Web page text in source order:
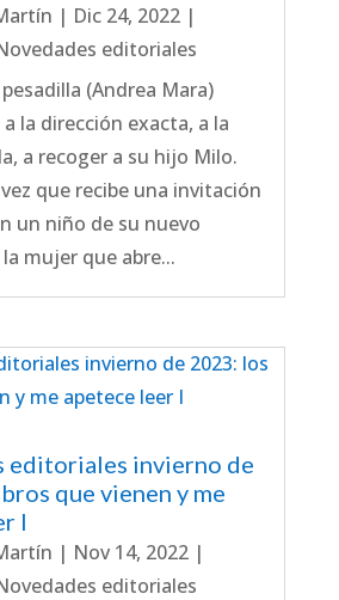
| Dic 24, 2022|
editoriales
(Andrea Mara)
la dirección exacta, a la
a recoger a su hijo Milo.
que recibe una invitación
un niño de su nuevo
mujer que abre...
editoriales invierno de
que vienen y me
I
| Nov 14, 2022|
editoriales